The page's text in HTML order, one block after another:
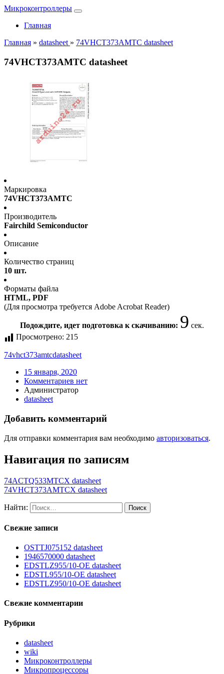
Микроконтроллеры
Главная
Главная » datasheet » 74VHCT373AMTC datasheet
74VHCT373AMTC datasheet
Маркировка
74VHCT373AMTC
Производитель
Fairchild Semiconductor
Описание
Количество страниц
10 шт.
Форматы файла
HTML, PDF
(Для просмотра требуется Adobe Acrobat Reader)
Подождите, идет подготовка к скачиванию: 9 сек.
Просмотрено: 215
74vhct373amtcdatasheet
15 января, 2020
Комментариев нет
Администратор
datasheet
Добавить комментарий
Для отправки комментария вам необходимо авторизоваться.
Навигация по записям
74ACTQ533MTCX datasheet
74VHCT373AMTCX datasheet
Найти:
Свежие записи
OSTTJ075152 datasheet
1946570000 datasheet
EDSTLZ955/10-OE datasheet
EDSTL955/10-OE datasheet
EDSTLZ950/10-OE datasheet
Свежие комментарии
Рубрики
datasheet
wiki
Микроконтроллеры
Микропроцессоры